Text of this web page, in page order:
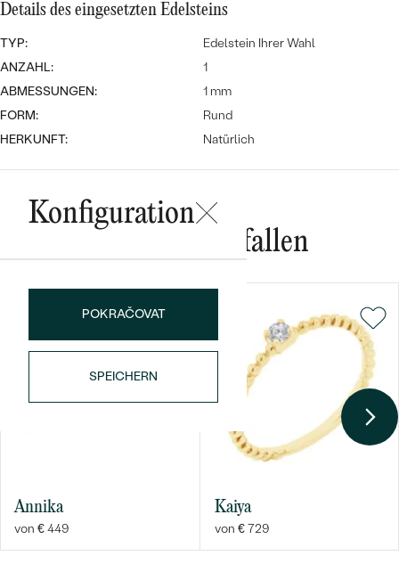
Wave Kollektion
ANSEHEN
Bestseller
ANSEHEN
Details des eingesetzten Edelsteins
TYP:
Edelstein Ihrer Wahl
ANZAHL:
1
ABMESSUNGEN:
1 mm
FORM:
Rund
HERKUNFT:
Natürlich
Konfiguration
POKRAČOVAT
SPEICHERN
Das könnte Ihnen gefallen
Annika
von € 449
Kaiya
von € 729